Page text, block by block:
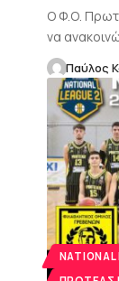
Ο Φ.Ο.
να
Παύλος
NATIONAL